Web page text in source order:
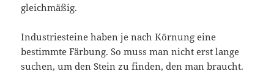
gleichmäßig.
Industriesteine haben je nach Körnung eine
bestimmte Färbung. So muss man nicht erst lange
suchen, um den Stein zu finden, den man braucht.